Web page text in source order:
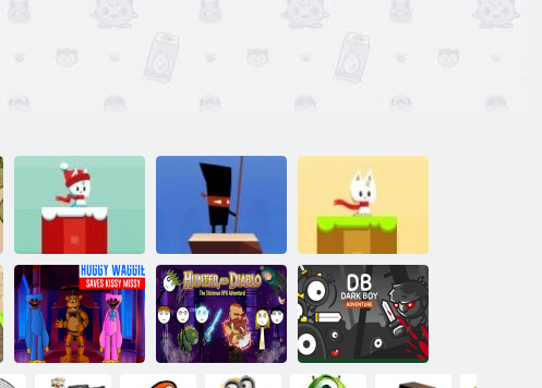
Vánoční
pohoda: sněhové
koule
Bonkers na tyči Sníh svět